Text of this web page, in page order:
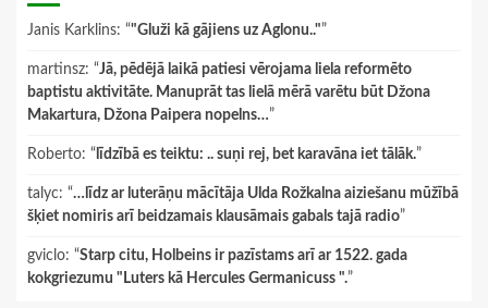
Janis Karklins: “"Gluži kā gājiens uz Aglonu.."”
martinsz: “Jā, pēdējā laikā patiesi vērojama liela reformēto
baptistu aktivitāte. Manuprāt tas lielā mērā varētu būt Džona
Makartura, Džona Paipera nopelns…”
Roberto: “ līdzībā es teiktu: .. suņi rej, bet karavāna iet tālāk.”
talyc: “…līdz ar luterāņu mācītāja Ulda Rožkalna aiziešanu mūžībā
šķiet nomiris arī beidzamais klausāmais gabals tajā radio”
gviclo: “Starp citu, Holbeins ir pazīstams arī ar 1522. gada
kokgriezumu "Luters kā Hercules Germanicuss ".”